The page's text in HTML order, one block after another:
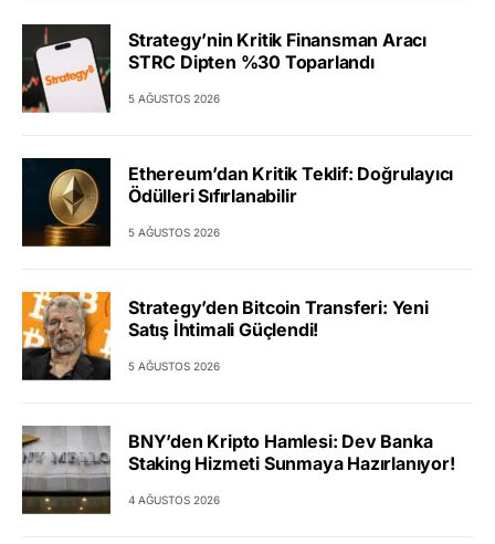
Strategy’nin Kritik Finansman Aracı
STRC Dipten %30 Toparlandı
5 AĞUSTOS 2026
Ethereum’dan Kritik Teklif: Doğrulayıcı
Ödülleri Sıfırlanabilir
5 AĞUSTOS 2026
Strategy’den Bitcoin Transferi: Yeni
Satış İhtimali Güçlendi!
5 AĞUSTOS 2026
BNY’den Kripto Hamlesi: Dev Banka
Staking Hizmeti Sunmaya Hazırlanıyor!
4 AĞUSTOS 2026